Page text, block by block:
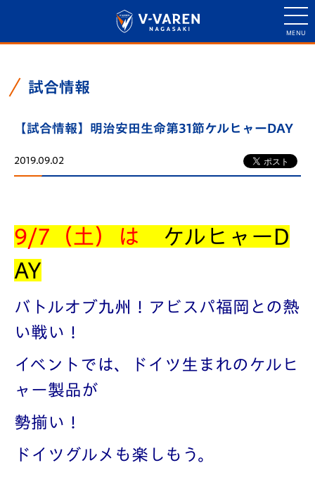
試合情報
【試合情報】明治安田生命第31節ケルヒャーDAY
2019.09.02
9/7（土）は
ケルヒャーD
AY
バトルオブ九州！アビスパ福岡との熱
い戦い！
イベントでは、ドイツ生まれの ケルヒ
ャー製品が
勢揃い！
ドイツ グルメも楽しもう。